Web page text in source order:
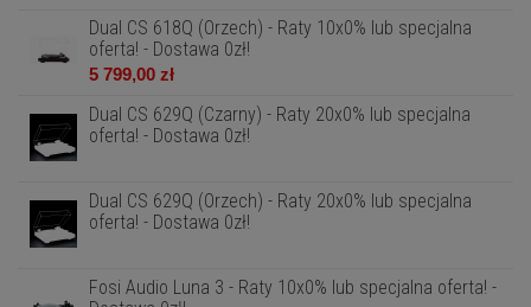
Dual CS 618Q (Orzech) - Raty 10x0% lub specjalna
oferta! - Dostawa 0zł!
5 799,00 zł
Dual CS 629Q (Czarny) - Raty 20x0% lub specjalna
oferta! - Dostawa 0zł!
Dual CS 629Q (Orzech) - Raty 20x0% lub specjalna
oferta! - Dostawa 0zł!
Fosi Audio Luna 3 - Raty 10x0% lub specjalna oferta! -